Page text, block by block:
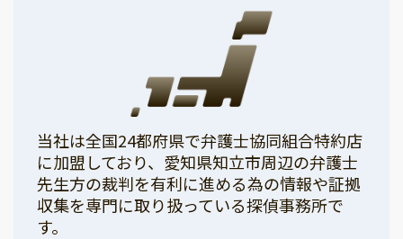
当社は全国24都府県で弁護士協同組合特約店
に加盟しており、愛知県知立市周辺の弁護士
先生方の裁判を有利に進める為の情報や証拠
収集を専門に取り扱っている探偵事務所で
す。